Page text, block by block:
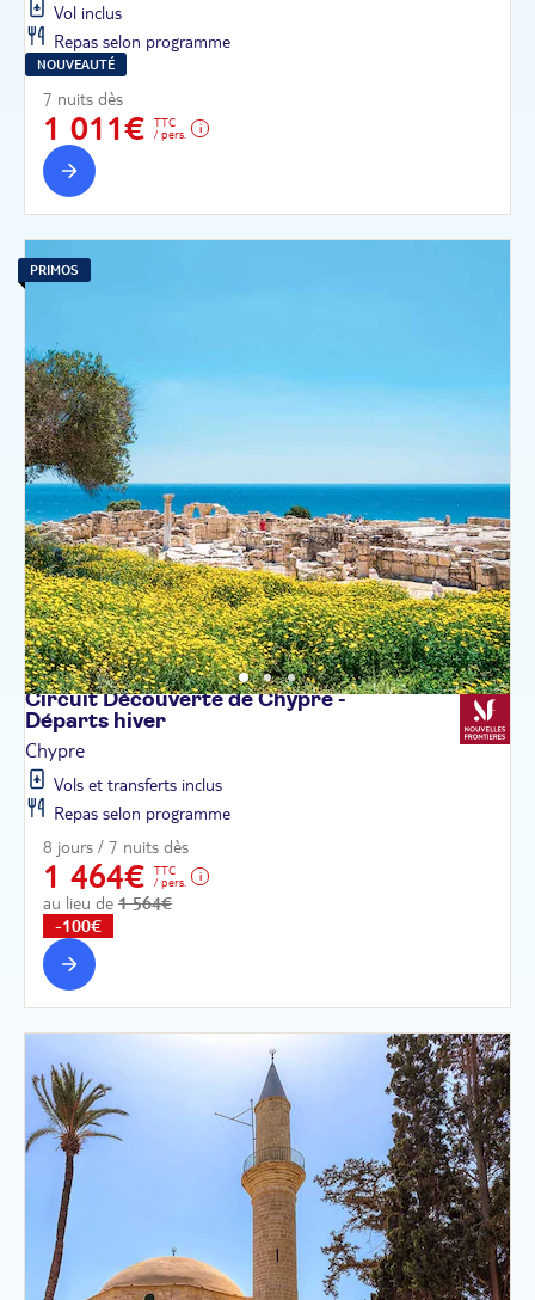
Vol inclus
Repas selon programme
NOUVEAUTÉ
7 nuits dès
1 011€
TTC
/ pers.
PRIMOS
Circuit Découverte de Chypre -
Départs hiver
Chypre
Vols et transferts inclus
Repas selon programme
8 jours / 7 nuits dès
1 464€
TTC
/ pers.
au lieu de 1 564€
-100€